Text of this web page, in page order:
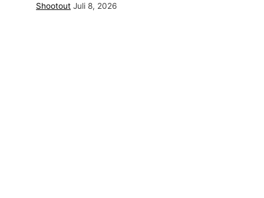
Shootout Juli 8, 2026